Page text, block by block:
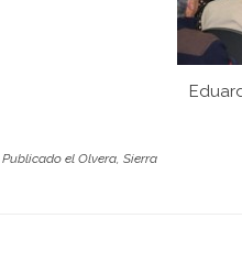
Publicado el Olvera, Sierra